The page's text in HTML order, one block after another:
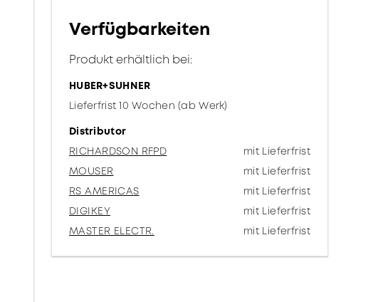
Verfügbarkeiten
Produkt erhältlich bei:
HUBER+SUHNER
Lieferfrist 10 Wochen (ab Werk)
Distributor
RICHARDSON RFPD
mit Lieferfrist
MOUSER
mit Lieferfrist
RS AMERICAS
mit Lieferfrist
DIGIKEY
mit Lieferfrist
MASTER ELECTR.
mit Lieferfrist